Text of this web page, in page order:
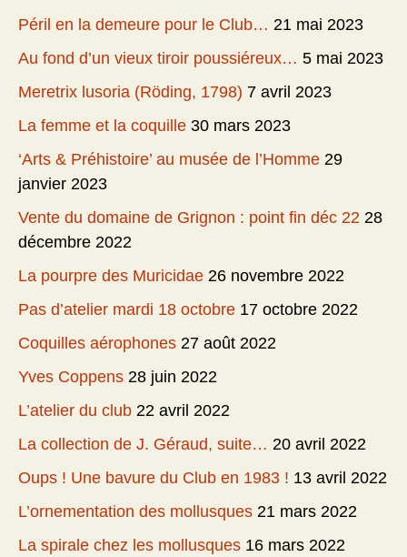
Péril en la demeure pour le Club… 21 mai 2023
Au fond d’un vieux tiroir poussiéreux… 5 mai 2023
Meretrix lusoria (Röding, 1798) 7 avril 2023
La femme et la coquille 30 mars 2023
‘Arts & Préhistoire’ au musée de l’Homme 29
janvier 2023
Vente du domaine de Grignon : point fin déc 22 28
décembre 2022
La pourpre des Muricidae 26 novembre 2022
Pas d’atelier mardi 18 octobre 17 octobre 2022
Coquilles aérophones 27 août 2022
Yves Coppens 28 juin 2022
L’atelier du club 22 avril 2022
La collection de J. Géraud, suite… 20 avril 2022
Oups ! Une bavure du Club en 1983 ! 13 avril 2022
L’ornementation des mollusques 21 mars 2022
La spirale chez les mollusques 16 mars 2022